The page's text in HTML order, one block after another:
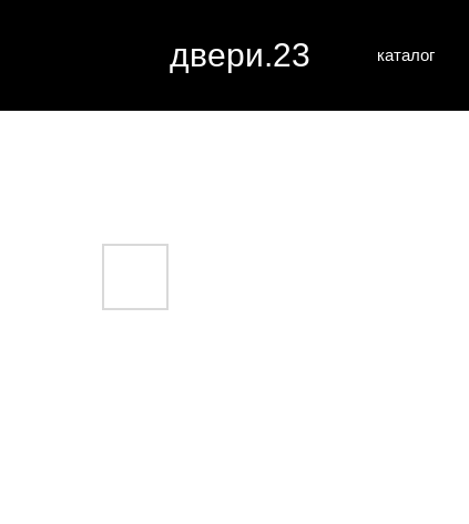
каталог
двери.23